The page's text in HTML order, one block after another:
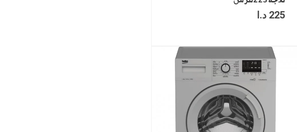
225 د.ا